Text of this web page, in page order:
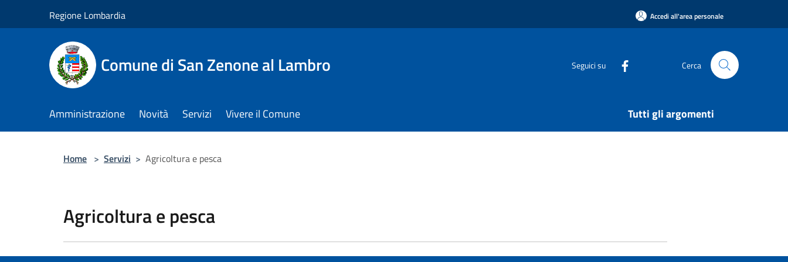
Regione Lombardia Accedi all'area personale
Comune di San Zenone al Lambro Seguici su Cerca
Amministrazione Novità Servizi Vivere il Comune Tutti gli argomenti
Home > Servizi > Agricoltura e pesca
Agricoltura e pesca